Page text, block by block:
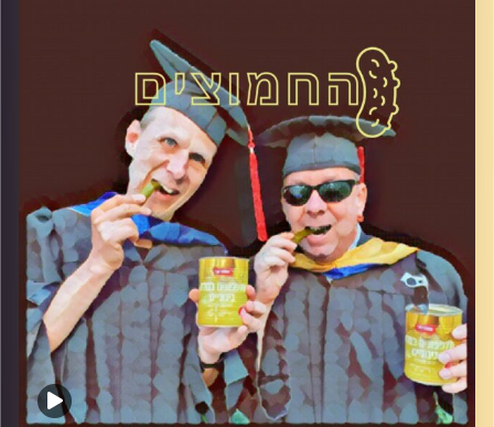
קרדיט תמונות:AudioVersity